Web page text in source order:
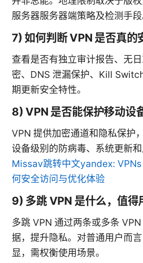
服务器服务器端策略及检测手段
7) 如何判断 VPN 是否真的
查看是否有独立审计报告、无
密、DNS 泄漏保护、Kill
期更新安全特性。
8) VPN 是否能保护移动设
VPN 提供加密通道和隐私保护
设备级别的防病毒、系统更新和
Missav跳转中文yandex:
何安全访问与优化体验
9) 多跳 VPN 是什么，值得
多跳 VPN 通过两条或多条
据，提升隐私。对普通用户而
显，需权衡使用场景。